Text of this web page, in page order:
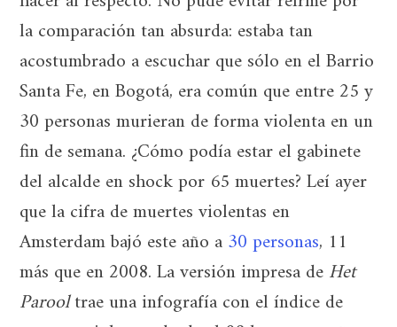
la comparación tan absurda: estaba tan
acostumbrado a escuchar que sólo en el Barrio
Santa Fe, en Bogotá, era común que entre 25 y
30 personas murieran de forma violenta en un
fin de semana. ¿Cómo podía estar el gabinete
del alcalde en shock por 65 muertes? Leí ayer
que la cifra de muertes violentas en
Amsterdam bajó este año a30 personas, 11
más que en 2008. La versión impresa deHet
Parooltrae una infografía con el índice de